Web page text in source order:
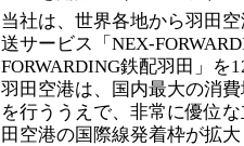
当社は、世界各地から羽田
送サービス「NEX-
FORWARDING鉄配羽田」を
羽田空港は、国内最大の消
を行ううえで、非常に優位
田空港の国際線発着枠が拡